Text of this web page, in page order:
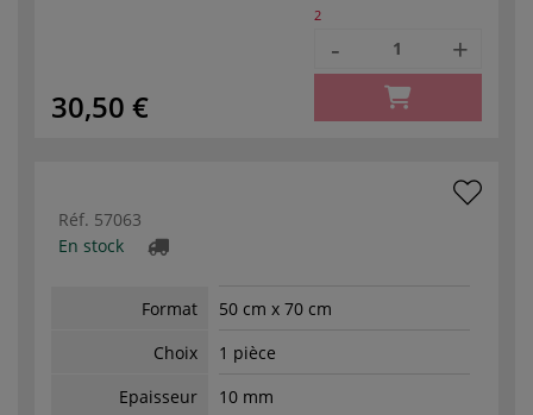
30,50 €
2
- +
Réf. 57063
En stock
Format
50 cm x 70 cm
Choix
1 pièce
Epaisseur
10 mm